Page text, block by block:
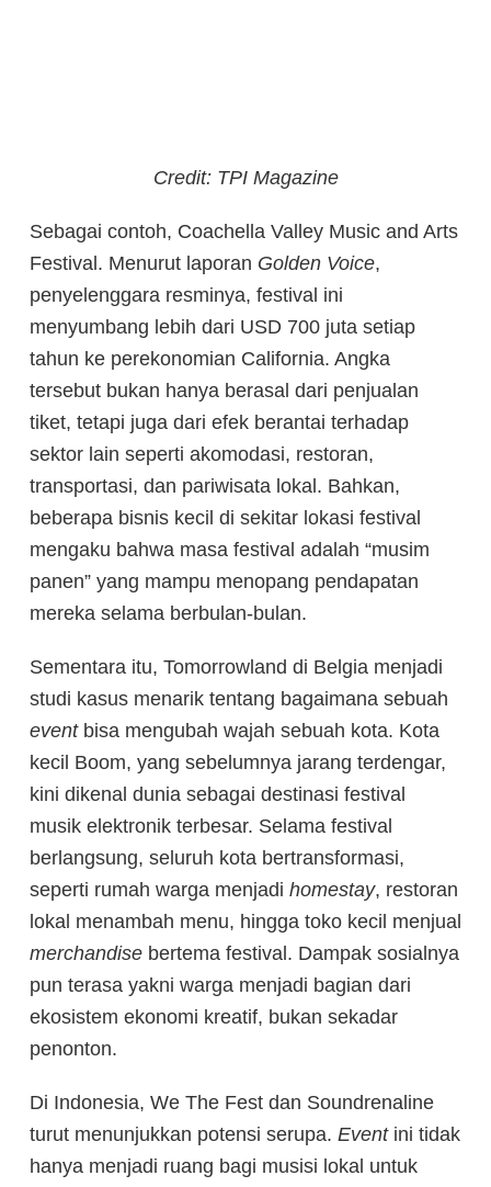
Credit: TPI Magazine
Sebagai contoh, Coachella Valley Music and Arts
Festival. Menurut laporan Golden Voice,
penyelenggara resminya, festival ini
menyumbang lebih dari USD 700 juta setiap
tahun ke perekonomian California. Angka
tersebut bukan hanya berasal dari penjualan
tiket, tetapi juga dari efek berantai terhadap
sektor lain seperti akomodasi, restoran,
transportasi, dan pariwisata lokal. Bahkan,
beberapa bisnis kecil di sekitar lokasi festival
mengaku bahwa masa festival adalah “musim
panen” yang mampu menopang pendapatan
mereka selama berbulan-bulan.
Sementara itu, Tomorrowland di Belgia menjadi
studi kasus menarik tentang bagaimana sebuah
eventbisa mengubah wajah sebuah kota. Kota
kecil Boom, yang sebelumnya jarang terdengar,
kini dikenal dunia sebagai destinasi festival
musik elektronik terbesar. Selama festival
berlangsung, seluruh kota bertransformasi,
seperti rumah warga menjadi homestay, restoran
lokal menambah menu, hingga toko kecil menjual
merchandise bertema festival. Dampak sosialnya
pun terasa yakni warga menjadi bagian dari
ekosistem ekonomi kreatif, bukan sekadar
penonton.
Di Indonesia, We The Fest dan Soundrenaline
turut menunjukkan potensi serupa. Eventini tidak
hanya menjadi ruang bagi musisi lokal untuk